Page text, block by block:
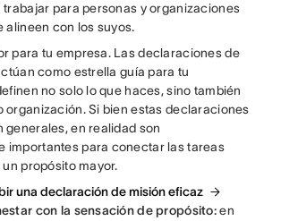
para personas y organizaciones
alineen con los suyos.
para tu empresa. Las declaraciones de
como estrella guía para tu
no solo lo que haces, sino también
organización. Si bien estas declaraciones
generales, en realidad son
importantes para conectar las tareas
propósito mayor.
una declaración de misión eficaz
con la sensación de propósito:en